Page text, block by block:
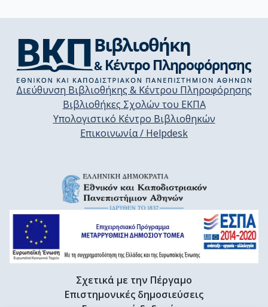
Διεύθυνση Βιβλιοθήκης & Κέντρου Πληροφόρησης
Βιβλιοθήκες Σχολών του ΕΚΠΑ
Υπολογιστικό Κέντρο Βιβλιοθηκών
Επικοινωνία / Helpdesk
Σχετικά με την Πέργαμο
Επιστημονικές δημοσιεύσεις